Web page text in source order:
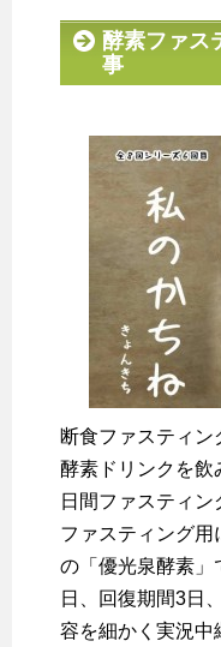
酵素ファス
事
断食ファスティ
酵素ドリンクを飲
日間ファスティン
ファスティング
の「優光泉酵素」
日、回復期間3日
容を細かく実況中